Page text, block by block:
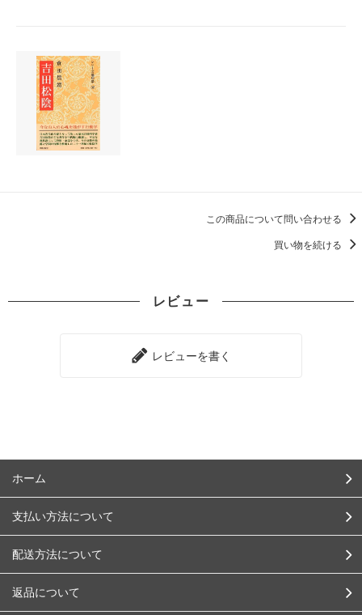
この商品について問い合わせる
買い物を続ける
レビュー
レビューを書く
ホーム
支払い方法について
配送方法について
返品について